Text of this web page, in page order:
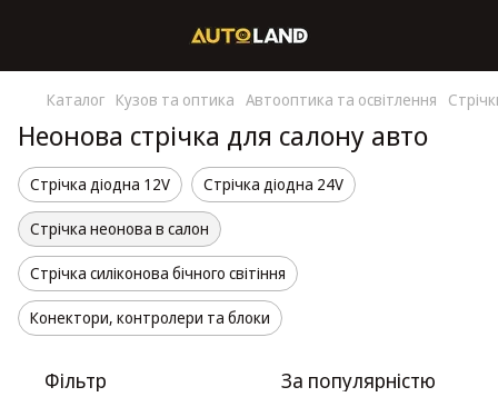
Каталог Кузов та оптика Автооптика та освітлення
Неонова стрічка для салону авто
Стрічка діодна 12V Стрічка діодна 24V
Стрічка неонова в салон
Стрічка силіконова бічного світіння
Конектори, контролери та блоки
Фільтр За популярністю